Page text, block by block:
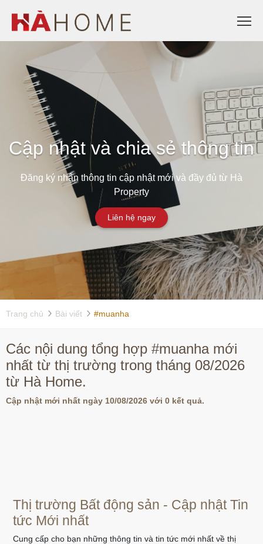
Cập nhật và chia sẻ thông tin
Đăng ký nhận thông tin cập nhật mới và đầy đủ từ Hà
Property
Liên hệ ngay
Trang chủ Bài viết #muanha
Các nội dung tổng hợp #muanha mới
nhất từ thị trường trong tháng 08/2026
từ Hà Home.
Cập nhật mới nhất ngày 10/08/2026 với 0 kết quả.
Thị trường Bất động sản - Cập nhật Tin
tức Mới nhất
Cung cấp cho bạn những thông tin và tin tức mới nhất về thị